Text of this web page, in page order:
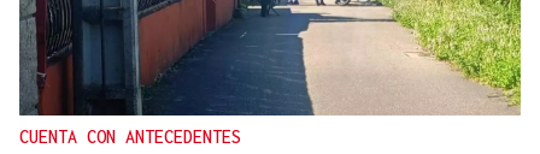
CUENTA CON ANTECEDENTES